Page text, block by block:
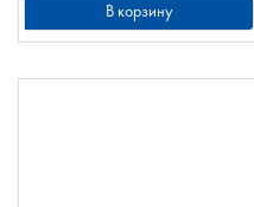
В корзину